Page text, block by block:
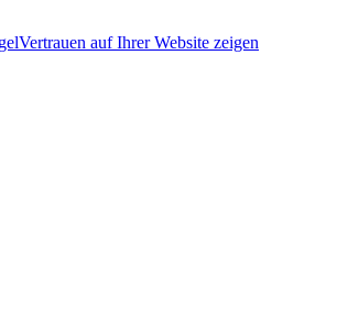
Vertrauen auf Ihrer Website zeigen